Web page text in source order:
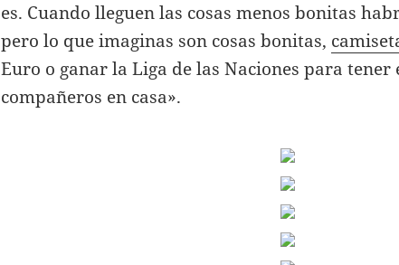
es. Cuando lleguen las cosas menos bonitas
pero lo que imaginas son cosas bonitas,
Euro o ganar la Liga de las Naciones para tener
compañeros en casa».